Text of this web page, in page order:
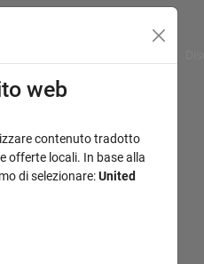
web
contenuto tradotto
offerte locali. In base alla
di selezionare:United